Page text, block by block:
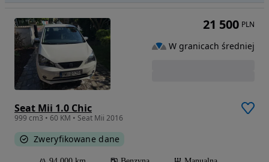
Seat Mii 1.0 Chic
999 cm3 • 60 KM • Seat Mii 2016
Zweryfikowane dane
21 500 PLN
W granicach średniej